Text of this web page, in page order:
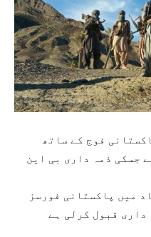
فوج کے ساتھ
جسکی ذمہ داری بی این
میں پاکستانی فورسز
داری قبول کرلی ہے